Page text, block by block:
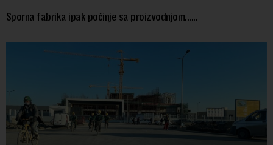
Sporna fabrika ipak počinje sa proizvodnjom......